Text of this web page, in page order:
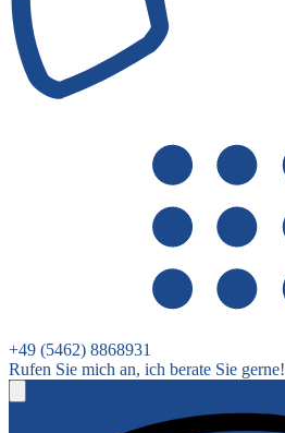
+49 (5462) 8868931
Rufen Sie mich an, ich berate Sie gerne!